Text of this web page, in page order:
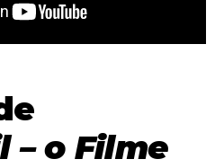
– o Filme